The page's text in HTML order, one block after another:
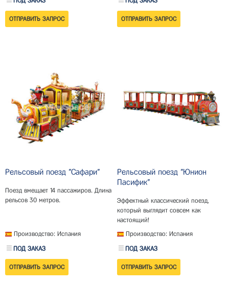
Рельсовый поезд "Сафари"
Поезд вмещает 14 пассажиров. Длина
рельсов 30 метров.
Производство: Испания
ПОД ЗАКАЗ
Рельсовый поезд "Юнион
Пасифик"
Эффектный классический поезд,
который выглядит совсем как
настоящий!
Производство: Испания
ПОД ЗАКАЗ